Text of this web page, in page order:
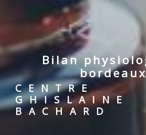
bilan physiologique
bordeaux
CENTRE
GHISLAINE
BACHARD